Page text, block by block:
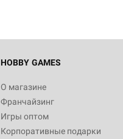
HOBBY GAMES
О магазине
Франчайзинг
Игры оптом
Корпоративные подарки